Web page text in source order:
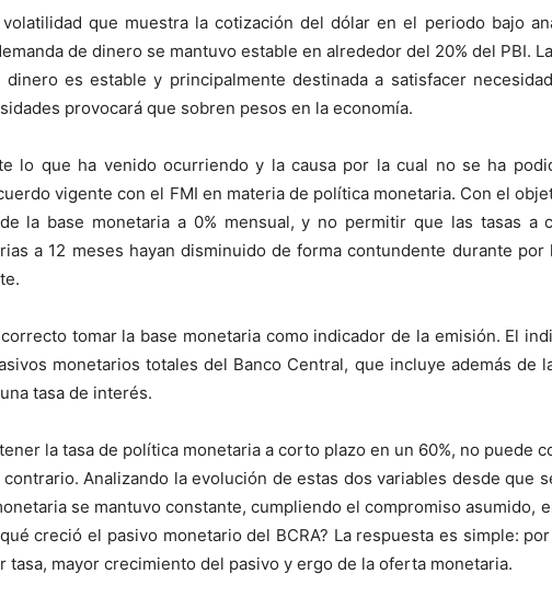
que muestra la cotización del dólar en el periodo bajo
de dinero se mantuvo estable en alrededor del 20% del PBI.
dinero es estable y principalmente destinada a satisfacer
provocará que sobren pesos en la economía.
lo que ha venido ocurriendo y la causa por la cual no se ha
vigente con el FMI en materia de política monetaria. Con el
la base monetaria a 0% mensual, y no permitir que las tasas a
a 12 meses hayan disminuido de forma contundente durante
tomar la base monetaria como indicador de la emisión. El
monetarios totales del Banco Central, que incluye además de
tasa de interés.
la tasa de política monetaria a corto plazo en un 60%, no puede
Analizando la evolución de estas dos variables desde que
se mantuvo constante, cumpliendo el compromiso asumido,
creció el pasivo monetario del BCRA? La respuesta es simple:
tasa, mayor crecimiento del pasivo y ergo de la oferta monetaria.